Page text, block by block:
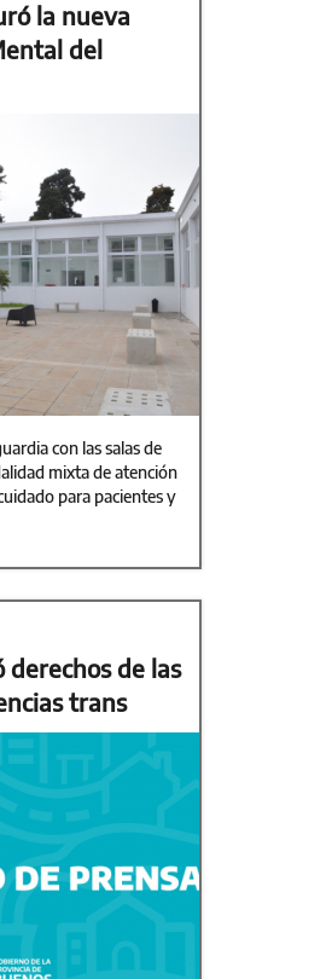
la nueva
del
con las salas de
mixta de atención
para pacientes y
derechos de las
trans